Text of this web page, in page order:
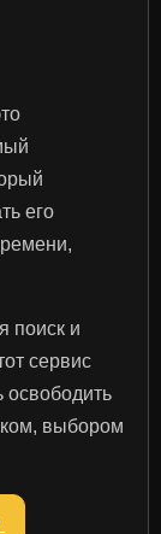
его
поиск и
сервис
освободить
выбором